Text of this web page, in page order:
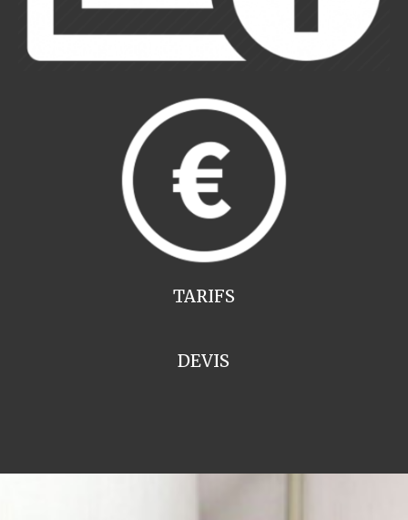
TARIFS
DEVIS